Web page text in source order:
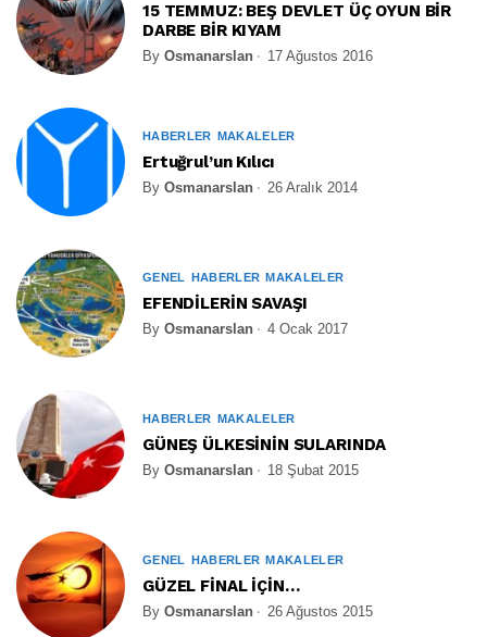
15 TEMMUZ: BEŞ DEVLET ÜÇ OYUN BİR
DARBE BİR KIYAM
By Osmanarslan 17 Ağustos 2016
HABERLER MAKALELER
Ertuğrul’un Kılıcı
By Osmanarslan 26 Aralık 2014
GENEL HABERLER MAKALELER
EFENDİLERİN SAVAŞI
By Osmanarslan 4 Ocak 2017
HABERLER MAKALELER
GÜNEŞ ÜLKESİNİN SULARINDA
By Osmanarslan 18 Şubat 2015
GENEL HABERLER MAKALELER
GÜZEL FİNAL İÇİN…
By Osmanarslan 26 Ağustos 2015